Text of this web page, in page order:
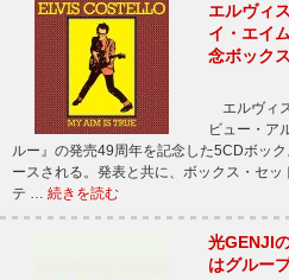
エルヴィ
イ・エイ
念ボック
エルヴィ
ビュー・ア
ルー』の発売49周年を記念した5CDボッ
ースされる。発表と共に、ボックス・セ
テ … 続きを読む
光GENJI
はグルー